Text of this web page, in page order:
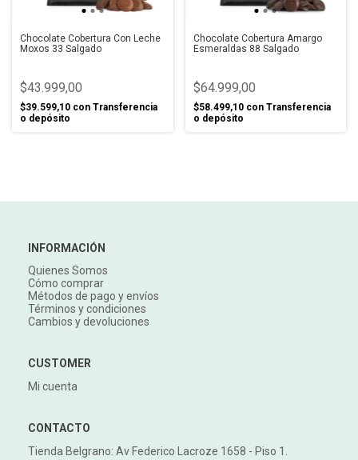
Chocolate Cobertura Con Leche
Moxos 33 Salgado
$43.999,00
$39.599,10 con Transferencia
o depósito
Chocolate Cobertura Amargo
Esmeraldas 88 Salgado
$64.999,00
$58.499,10 con Transferencia
o depósito
INFORMACIÓN
Quienes Somos
Cómo comprar
Métodos de pago y envíos
Términos y condiciones
Cambios y devoluciones
CUSTOMER
Mi cuenta
CONTACTO
Tienda Belgrano: Av Federico Lacroze 1658 - Piso 1.